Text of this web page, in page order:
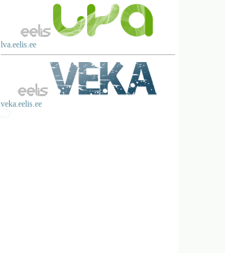
lva.eelis.ee
veka.eelis.ee